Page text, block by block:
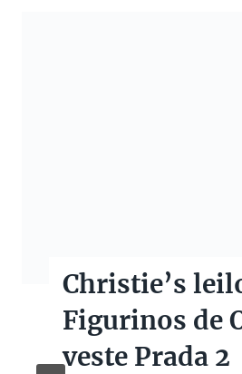
Christie’s
Figurinos de
veste Prada 2